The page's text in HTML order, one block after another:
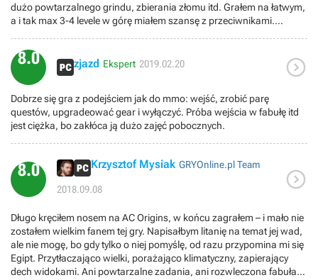
dużo powtarzalnego grindu, zbierania złomu itd. Grałem na łatwym,
a i tak max 3-4 levele w górę miałem szansę z przeciwnikami.
Pomimo wad, solidna gra.
8.0 zjazd Ekspert 2019.02.20 
Dobrze się gra z podejściem jak do mmo: wejść, zrobić parę
questów, upgradeować gear i wyłączyć. Próba wejścia w fabułę itd
jest ciężka, bo zakłóca ją dużo zajęć pobocznych.
8.0 Krzysztof Mysiak GRYOnline.pl Team
2018.09.08 
Długo kręciłem nosem na AC Origins, w końcu zagrałem – i mało nie
zostałem wielkim fanem tej gry. Napisałbym litanię na temat jej wad,
ale nie mogę, bo gdy tylko o niej pomyślę, od razu przypomina mi się
Egipt. Przytłaczająco wielki, porażająco klimatyczny, zapierający
dech widokami. Ani powtarzalne zadania, ani rozwleczona fabuła,